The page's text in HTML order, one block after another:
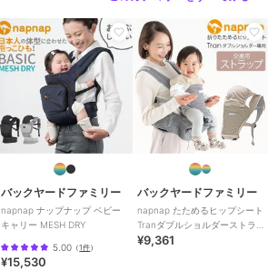
バックヤードファミリー
napnap ナップナップ ベビー
キャリー MESH DRY
5.00 （1件）
¥15,530
バックヤードファミリー
napnap たためるヒップシート
Tranダブルショルダーストラ
ップ
¥9,361